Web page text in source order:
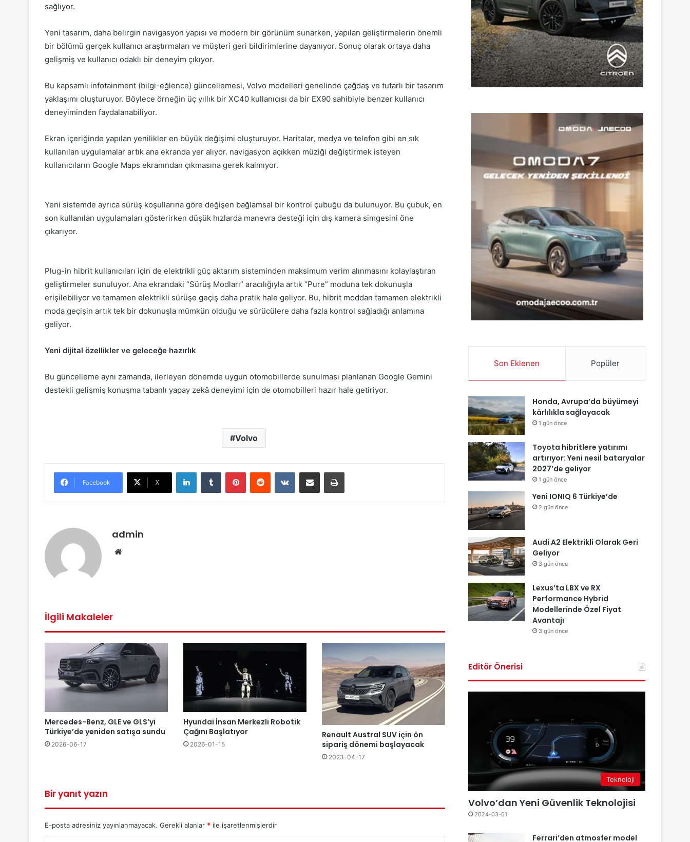
sağlıyor.
Yeni tasarım, daha belirgin navigasyon yapısı ve modern bir görünüm sunarken, yapılan geliştirmelerin önemli
bir bölümü gerçek kullanıcı araştırmaları ve müşteri geri bildirimlerine dayanıyor. Sonuç olarak ortaya daha
gelişmiş ve kullanıcı odaklı bir deneyim çıkıyor.
Bu kapsamlı infotainment (bilgi-eğlence) güncellemesi, Volvo modelleri genelinde çağdaş ve tutarlı bir tasarım
yaklaşımı oluşturuyor. Böylece örneğin üç yıllık bir XC40 kullanıcısı da bir EX90 sahibiyle benzer kullanıcı
deneyiminden faydalanabiliyor.
Ekran içeriğinde yapılan yenilikler en büyük değişimi oluşturuyor. Haritalar, medya ve telefon gibi en sık
kullanılan uygulamalar artık ana ekranda yer alıyor. navigasyon açıkken müziği değiştirmek isteyen
kullanıcıların Google Maps ekranından çıkmasına gerek kalmıyor.
Yeni sistemde ayrıca sürüş koşullarına göre değişen bağlamsal bir kontrol çubuğu da bulunuyor. Bu çubuk, en
son kullanılan uygulamaları gösterirken düşük hızlarda manevra desteği için dış kamera simgesini öne
çıkarıyor.
Plug-in hibrit kullanıcıları için de elektrikli güç aktarım sisteminden maksimum verim alınmasını kolaylaştıran
geliştirmeler sunuluyor. Ana ekrandaki “Sürüş Modları” aracılığıyla artık “Pure” moduna tek dokunuşla
erişilebiliyor ve tamamen elektrikli sürüşe geçiş daha pratik hale geliyor. Bu, hibrit moddan tamamen elektrikli
moda geçişin artık tek bir dokunuşla mümkün olduğu ve sürücülere daha fazla kontrol sağladığı anlamına
geliyor.
Yeni dijital özellikler ve geleceğe hazırlık
Bu güncelleme aynı zamanda, ilerleyen dönemde uygun otomobillerde sunulması planlanan Google Gemini
destekli gelişmiş konuşma tabanlı yapay zekâ deneyimi için de otomobilleri hazır hale getiriyor.
Volvo
Facebook X
LinkedInTumblr PinterestReddit VKontakteE-Posta ile paylaş Yazdır
admin
İlgili Makaleler
Mercedes-Benz, GLE ve GLS’yi
Türkiye’de yeniden satışa sundu
2026-06-17
Hyundai İnsan Merkezli Robotik
Çağını Başlatıyor
2026-01-15
Renault Austral SUV için ön
sipariş dönemi başlayacak
2023-04-17
Bir yanıt yazın
E-posta adresiniz yayınlanmayacak. Gerekli alanlar * ile işaretlenmişlerdir
Son Eklenen Popüler
Honda, Avrupa’da büyümeyi
kârlılıkla sağlayacak
1 gün önce
Toyota hibritlere yatırımı
artırıyor: Yeni nesil bataryalar
2027’de geliyor
1 gün önce
Yeni IONIQ 6 Türkiye’de
2 gün önce
Audi A2 Elektrikli Olarak Geri
Geliyor
3 gün önce
Lexus’ta LBX ve RX
Performance Hybrid
Modellerinde Özel Fiyat
Avantajı
3 gün önce
Editör Önerisi
Teknoloji
Volvo’dan Yeni Güvenlik Teknolojisi
2024-03-01
Ferrari’den atmosfer model